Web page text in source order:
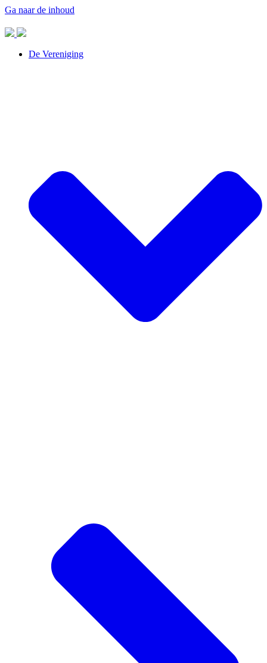
Ga naar de inhoud
De Vereniging